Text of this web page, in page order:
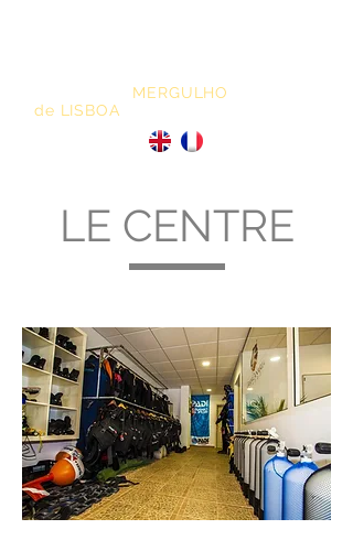
MERGULHO
de LISBOA
LE CENTRE